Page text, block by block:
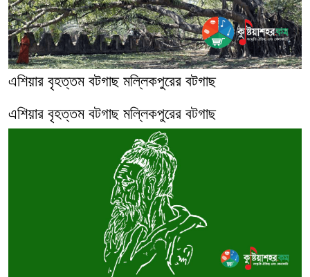
এশিয়ার বৃহত্তম বটগাছ মল্লিকপুরের বটগাছ
এশিয়ার বৃহত্তম বটগাছ মল্লিকপুরের বটগাছ